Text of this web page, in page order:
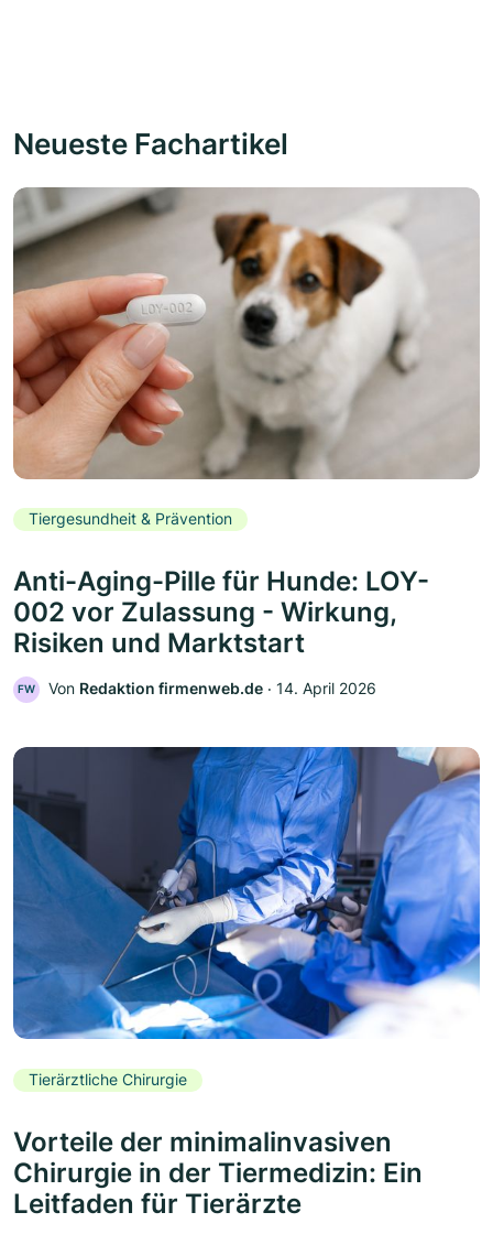
Neueste Fachartikel
Tiergesundheit & Prävention
Anti-Aging-Pille für Hunde: LOY-
002 vor Zulassung - Wirkung,
Risiken und Marktstart
FW Von Redaktion firmenweb.de ‧ 14. April 2026
Tierärztliche Chirurgie
Vorteile der minimalinvasiven
Chirurgie in der Tiermedizin: Ein
Leitfaden für Tierärzte